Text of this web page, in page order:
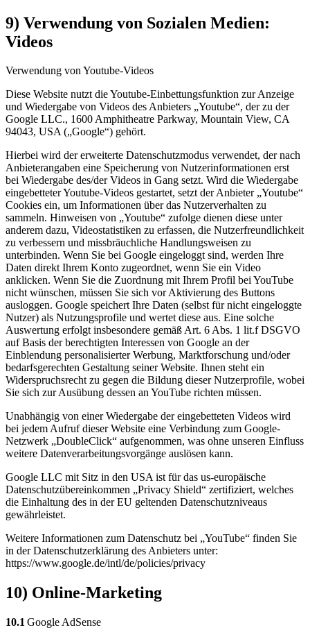
9) Verwendung von Sozialen Medien:
Videos
Verwendung von Youtube-Videos
Diese Website nutzt die Youtube-Einbettungsfunktion zur Anzeige
und Wiedergabe von Videos des Anbieters „Youtube“, der zu der
Google LLC., 1600 Amphitheatre Parkway, Mountain View, CA
94043, USA („Google“) gehört.
Hierbei wird der erweiterte Datenschutzmodus verwendet, der nach
Anbieterangaben eine Speicherung von Nutzerinformationen erst
bei Wiedergabe des/der Videos in Gang setzt. Wird die Wiedergabe
eingebetteter Youtube-Videos gestartet, setzt der Anbieter „Youtube“
Cookies ein, um Informationen über das Nutzerverhalten zu
sammeln. Hinweisen von „Youtube“ zufolge dienen diese unter
anderem dazu, Videostatistiken zu erfassen, die Nutzerfreundlichkeit
zu verbessern und missbräuchliche Handlungsweisen zu
unterbinden. Wenn Sie bei Google eingeloggt sind, werden Ihre
Daten direkt Ihrem Konto zugeordnet, wenn Sie ein Video
anklicken. Wenn Sie die Zuordnung mit Ihrem Profil bei YouTube
nicht wünschen, müssen Sie sich vor Aktivierung des Buttons
ausloggen. Google speichert Ihre Daten (selbst für nicht eingeloggte
Nutzer) als Nutzungsprofile und wertet diese aus. Eine solche
Auswertung erfolgt insbesondere gemäß Art. 6 Abs. 1 lit.f DSGVO
auf Basis der berechtigten Interessen von Google an der
Einblendung personalisierter Werbung, Marktforschung und/oder
bedarfsgerechten Gestaltung seiner Website. Ihnen steht ein
Widerspruchsrecht zu gegen die Bildung dieser Nutzerprofile, wobei
Sie sich zur Ausübung dessen an YouTube richten müssen.
Unabhängig von einer Wiedergabe der eingebetteten Videos wird
bei jedem Aufruf dieser Website eine Verbindung zum Google-
Netzwerk „DoubleClick“ aufgenommen, was ohne unseren Einfluss
weitere Datenverarbeitungsvorgänge auslösen kann.
Google LLC mit Sitz in den USA ist für das us-europäische
Datenschutzübereinkommen „Privacy Shield“ zertifiziert, welches
die Einhaltung des in der EU geltenden Datenschutzniveaus
gewährleistet.
Weitere Informationen zum Datenschutz bei „YouTube“ finden Sie
in der Datenschutzerklärung des Anbieters unter:
https://www.google.de/intl/de/policies/privacy
10) Online-Marketing
10.1 Google AdSense